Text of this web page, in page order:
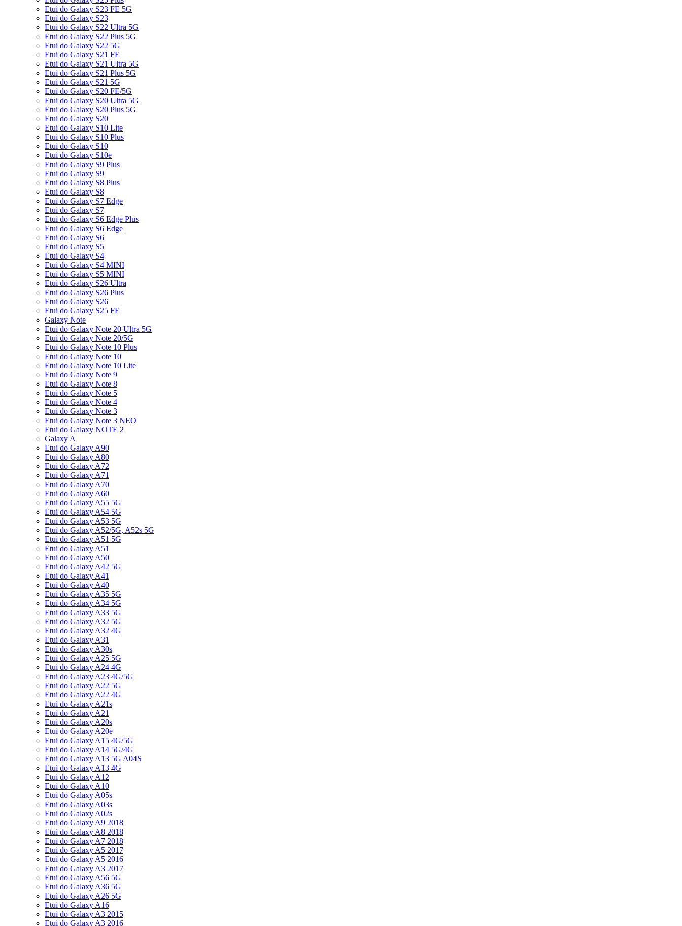
Etui do Galaxy S23 FE 5G
Etui do Galaxy S23
Etui do Galaxy S22 Ultra 5G
Etui do Galaxy S22 Plus 5G
Etui do Galaxy S22 5G
Etui do Galaxy S21 FE
Etui do Galaxy S21 Ultra 5G
Etui do Galaxy S21 Plus 5G
Etui do Galaxy S21 5G
Etui do Galaxy S20 FE/5G
Etui do Galaxy S20 Ultra 5G
Etui do Galaxy S20 Plus 5G
Etui do Galaxy S20
Etui do Galaxy S10 Lite
Etui do Galaxy S10 Plus
Etui do Galaxy S10
Etui do Galaxy S10e
Etui do Galaxy S9 Plus
Etui do Galaxy S9
Etui do Galaxy S8 Plus
Etui do Galaxy S8
Etui do Galaxy S7 Edge
Etui do Galaxy S7
Etui do Galaxy S6 Edge Plus
Etui do Galaxy S6 Edge
Etui do Galaxy S6
Etui do Galaxy S5
Etui do Galaxy S4
Etui do Galaxy S4 MINI
Etui do Galaxy S5 MINI
Etui do Galaxy S26 Ultra
Etui do Galaxy S26 Plus
Etui do Galaxy S26
Etui do Galaxy S25 FE
Galaxy Note
Etui do Galaxy Note 20 Ultra 5G
Etui do Galaxy Note 20/5G
Etui do Galaxy Note 10 Plus
Etui do Galaxy Note 10
Etui do Galaxy Note 10 Lite
Etui do Galaxy Note 9
Etui do Galaxy Note 8
Etui do Galaxy Note 5
Etui do Galaxy Note 4
Etui do Galaxy Note 3
Etui do Galaxy Note 3 NEO
Etui do Galaxy NOTE 2
Galaxy A
Etui do Galaxy A90
Etui do Galaxy A80
Etui do Galaxy A72
Etui do Galaxy A71
Etui do Galaxy A70
Etui do Galaxy A60
Etui do Galaxy A55 5G
Etui do Galaxy A54 5G
Etui do Galaxy A53 5G
Etui do Galaxy A52/5G, A52s 5G
Etui do Galaxy A51 5G
Etui do Galaxy A51
Etui do Galaxy A50
Etui do Galaxy A42 5G
Etui do Galaxy A41
Etui do Galaxy A40
Etui do Galaxy A35 5G
Etui do Galaxy A34 5G
Etui do Galaxy A33 5G
Etui do Galaxy A32 5G
Etui do Galaxy A32 4G
Etui do Galaxy A31
Etui do Galaxy A30s
Etui do Galaxy A25 5G
Etui do Galaxy A24 4G
Etui do Galaxy A23 4G/5G
Etui do Galaxy A22 5G
Etui do Galaxy A22 4G
Etui do Galaxy A21s
Etui do Galaxy A21
Etui do Galaxy A20s
Etui do Galaxy A20e
Etui do Galaxy A15 4G/5G
Etui do Galaxy A14 5G/4G
Etui do Galaxy A13 5G A04S
Etui do Galaxy A13 4G
Etui do Galaxy A12
Etui do Galaxy A10
Etui do Galaxy A05s
Etui do Galaxy A03s
Etui do Galaxy A02s
Etui do Galaxy A9 2018
Etui do Galaxy A8 2018
Etui do Galaxy A7 2018
Etui do Galaxy A5 2017
Etui do Galaxy A5 2016
Etui do Galaxy A3 2017
Etui do Galaxy A56 5G
Etui do Galaxy A36 5G
Etui do Galaxy A26 5G
Etui do Galaxy A16
Etui do Galaxy A3 2015
Etui do Galaxy A3 2016